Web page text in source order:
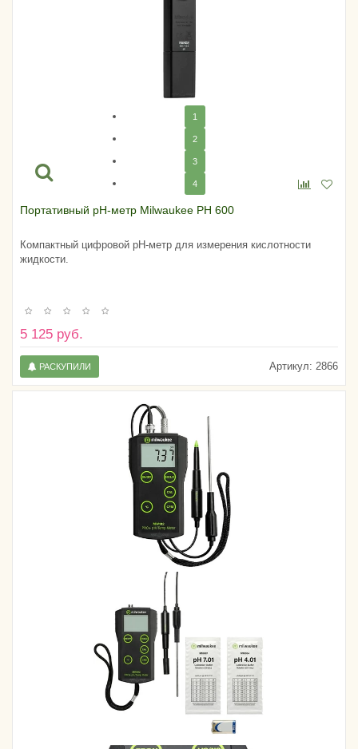
1
2
3
4
Портативный pH-метр Milwaukee PH 600
Компактный цифровой pH-метр для измерения кислотности
жидкости.
5 125 руб.
Артикул: 2866
РАСКУПИЛИ